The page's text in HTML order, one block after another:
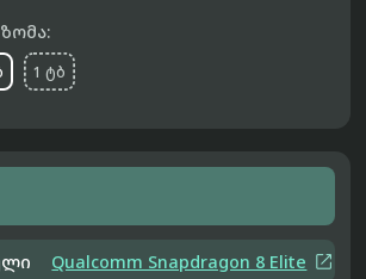
1 ტბ
Qualcomm Snapdragon 8 Elite 